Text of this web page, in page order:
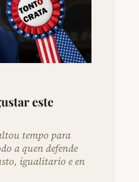
este
tempo para
a quen defende
igualitario e en